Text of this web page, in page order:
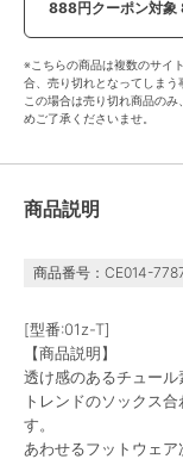
888円クーポン対象
※こちらの商品は複数のサイ
合、売り切れとなってしまう
この場合は売り切れ商品の
めご了承くださいませ。
商品説明
商品番号：CE014-
[型番:01z-T]
【商品説明】
透け感のあるチュール
トレンドのソックス
す。
あわせるフットウェア